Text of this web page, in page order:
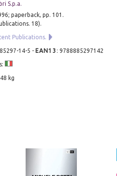
S.p.a.
paperback, pp. 101.
18).
Publications.
14-5 - EAN13 : 9788885297142
kg